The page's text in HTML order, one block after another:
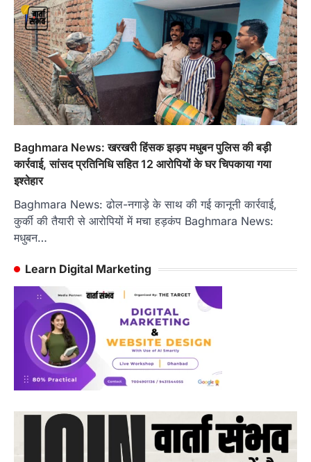
Baghmara News: खरखरी हिंसक झड़प मधुबन पुलिस की बड़ी
कार्रवाई, सांसद प्रतिनिधि सहित 12 आरोपियों के घर चिपकाया गया
इश्तेहार
Baghmara News: ढोल-नगाड़े के साथ की गई कानूनी कार्रवाई,
कुर्की की तैयारी से आरोपियों में मचा हड़कंप Baghmara News:
मधुबन…
Learn Digital Marketing